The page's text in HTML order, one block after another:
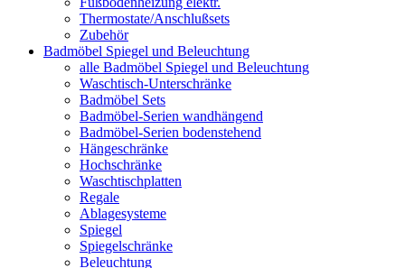
Thermostate/Anschlußsets
Zubehör
Badmöbel Spiegel und Beleuchtung
alle Badmöbel Spiegel und Beleuchtung
Waschtisch-Unterschränke
Badmöbel Sets
Badmöbel-Serien wandhängend
Badmöbel-Serien bodenstehend
Hängeschränke
Hochschränke
Waschtischplatten
Regale
Ablagesysteme
Spiegel
Spiegelschränke
Beleuchtung